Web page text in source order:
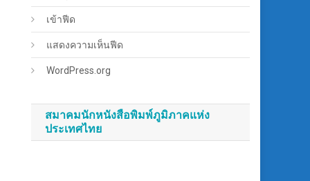
เข้าฟีด
แสดงความเห็นฟีด
WordPress.org
สมาคมนักหนังสือพิมพ์ภูมิภาคแห่ง
ประเทศไทย